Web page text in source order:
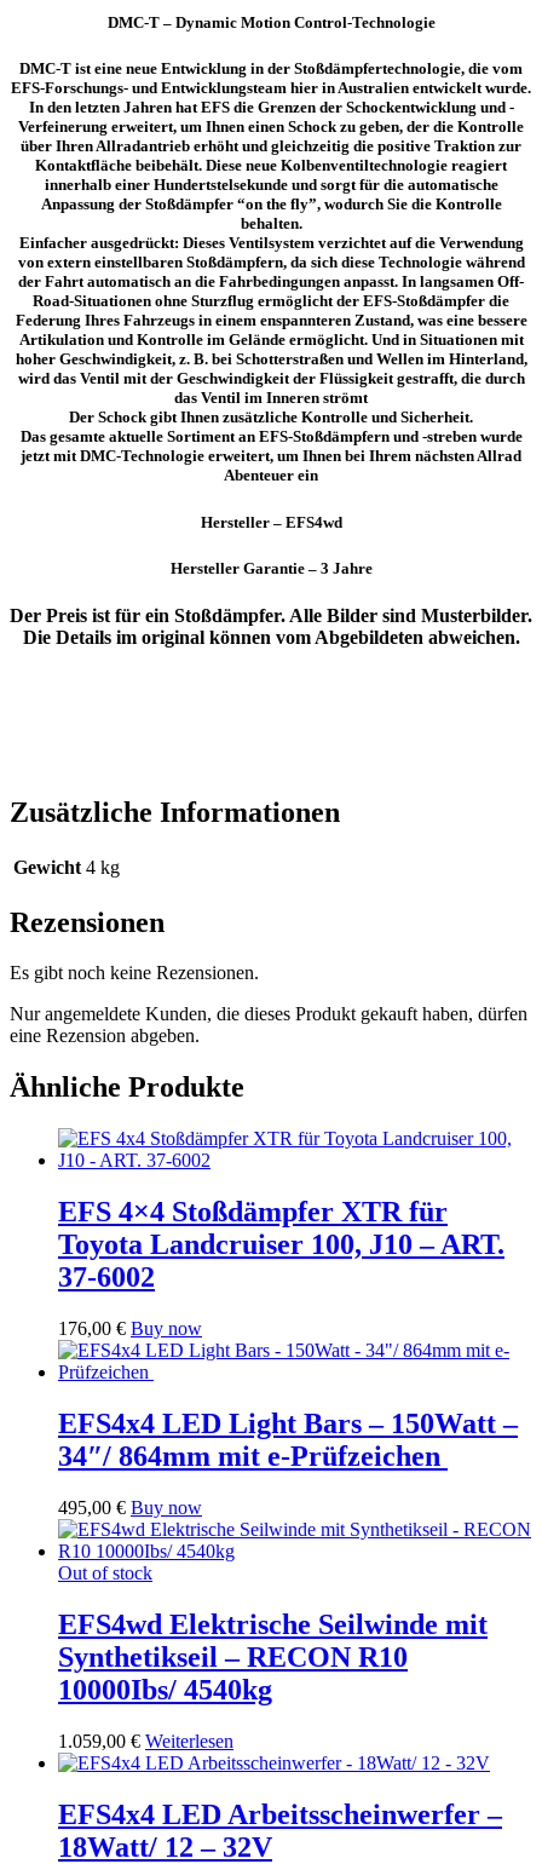
DMC-T – Dynamic Motion Control-Technologie
DMC-T ist eine neue Entwicklung in der Stoßdämpfertechnologie, die vom
EFS-Forschungs- und Entwicklungsteam hier in Australien entwickelt wurde.
In den letzten Jahren hat EFS die Grenzen der Schockentwicklung und -
Verfeinerung erweitert, um Ihnen einen Schock zu geben, der die Kontrolle
über Ihren Allradantrieb erhöht und gleichzeitig die positive Traktion zur
Kontaktfläche beibehält. Diese neue Kolbenventiltechnologie reagiert
innerhalb einer Hundertstelsekunde und sorgt für die automatische
Anpassung der Stoßdämpfer “on the fly”, wodurch Sie die Kontrolle
behalten.
Einfacher ausgedrückt: Dieses Ventilsystem verzichtet auf die Verwendung
von extern einstellbaren Stoßdämpfern, da sich diese Technologie während
der Fahrt automatisch an die Fahrbedingungen anpasst. In langsamen Off-
Road-Situationen ohne Sturzflug ermöglicht der EFS-Stoßdämpfer die
Federung Ihres Fahrzeugs in einem enspannteren Zustand, was eine bessere
Artikulation und Kontrolle im Gelände ermöglicht. Und in Situationen mit
hoher Geschwindigkeit, z. B. bei Schotterstraßen und Wellen im Hinterland,
wird das Ventil mit der Geschwindigkeit der Flüssigkeit gestrafft, die durch
das Ventil im Inneren strömt
Der Schock gibt Ihnen zusätzliche Kontrolle und Sicherheit.
Das gesamte aktuelle Sortiment an EFS-Stoßdämpfern und -streben wurde
jetzt mit DMC-Technologie erweitert, um Ihnen bei Ihrem nächsten Allrad
Abenteuer ein
Hersteller – EFS4wd
Hersteller Garantie – 3 Jahre
Der Preis ist für ein Stoßdämpfer. Alle Bilder sind Musterbilder.
Die Details im original können vom Abgebildeten abweichen.
Zusätzliche Informationen
Gewicht 4 kg
Rezensionen
Es gibt noch keine Rezensionen.
Nur angemeldete Kunden, die dieses Produkt gekauft haben, dürfen
eine Rezension abgeben.
Ähnliche Produkte
EFS 4×4 Stoßdämpfer XTR für
Toyota Landcruiser 100, J10 – ART.
37-6002
176,00 € Buy now
EFS4x4 LED Light Bars – 150Watt –
34″/ 864mm mit e-Prüfzeichen
495,00 € Buy now
Out of stock
EFS4wd Elektrische Seilwinde mit
Synthetikseil – RECON R10
10000Ibs/ 4540kg
1.059,00 € Weiterlesen
EFS4x4 LED Arbeitsscheinwerfer –
18Watt/ 12 – 32V